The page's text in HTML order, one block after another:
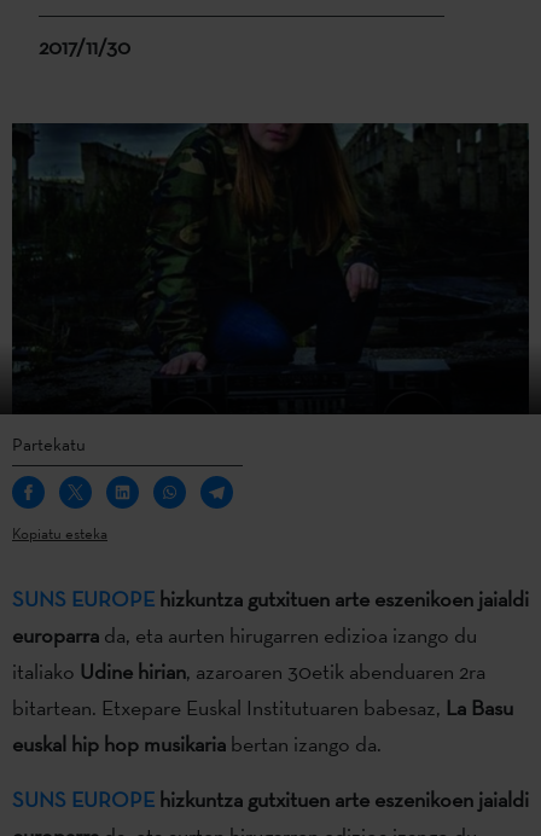
2017/11/30
Partekatu
Kopiatu esteka
SUNS EUROPE hizkuntza gutxituen arte eszenikoen jaialdi
europarra da, eta aurten hirugarren edizioa izango du
italiako Udine hirian, azaroaren 30etik abenduaren 2ra
bitartean. Etxepare Euskal Institutuaren babesaz, La Basu
euskal hip hop musikaria bertan izango da.
SUNS EUROPE hizkuntza gutxituen arte eszenikoen jaialdi